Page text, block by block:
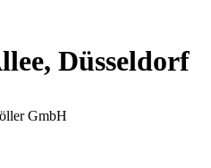
Düsseldorf
GmbH